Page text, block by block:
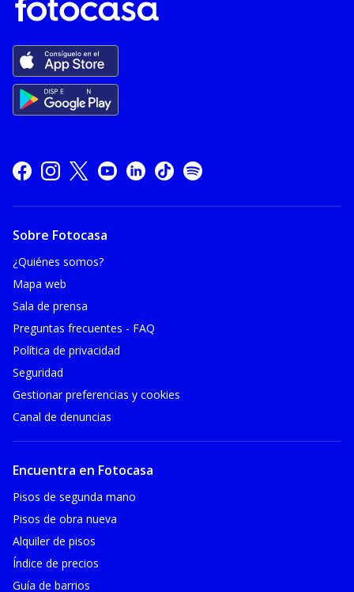
Sobre Fotocasa
¿Quiénes somos?
Mapa web
Sala de prensa
Preguntas frecuentes - FAQ
Política de privacidad
Seguridad
Gestionar preferencias y cookies
Canal de denuncias
Encuentra en Fotocasa
Pisos de segunda mano
Pisos de obra nueva
Alquiler de pisos
Índice de precios
Guía de barrios